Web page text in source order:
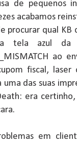
de pequenos
acabamos
procurar qual KB
tela azul
ao
fiscal,
uma das suas
era
em